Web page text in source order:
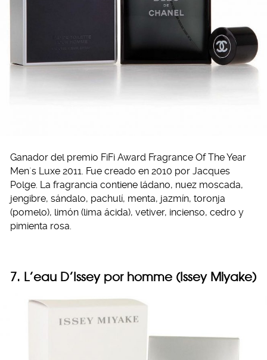
Ganador del premio FiFi Award Fragrance Of The Year
Men`s Luxe 2011. Fue creado en 2010 por Jacques
Polge. La fragrancia contiene ládano, nuez moscada,
jengibre, sándalo, pachulí, menta, jazmín, toronja
(pomelo), limón (lima ácida), vetiver, incienso, cedro y
pimienta rosa.
7. L’eau D’Issey por homme (Issey Miyake)